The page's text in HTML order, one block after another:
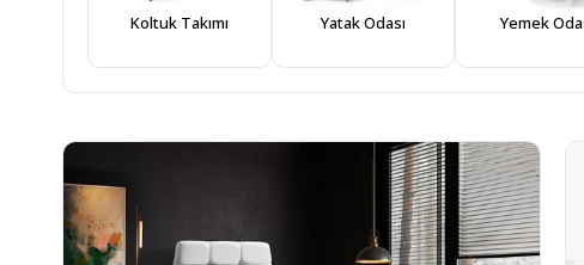
Koltuk Takımı Yatak Odası Yemek